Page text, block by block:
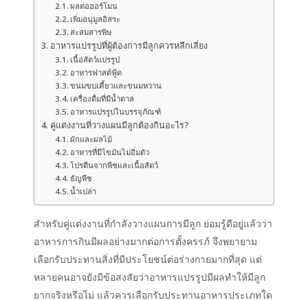
ผลต่อฮอร์โมน
เพิ่มอนุมูลอิสระ
สะสมสารพิษ
อาหารแปรรูปที่ผู้ต้องการมีลูกควรหลีกเลี่ยง
เนื้อสัตว์แปรรูป
อาหารฟาสต์ฟู้ด
ขนมขบเคี้ยวและขนมหวาน
เครื่องดื่มที่มีน้ำตาล
อาหารแปรรูปในบรรจุภัณฑ์
คู่แต่งงานที่วางแผนมีลูกต้องกินอะไร?
ผักและผลไม้
อาหารที่มีไขมันไม่อิ่มตัว
โปรตีนจากพืชและเนื้อสัตว์
ธัญพืช
น้ำเปล่า
สำหรับคู่แต่งงานที่กำลังวางแผนการมีลูก ย่อมรู้ดีอยู่แล้วว่า
อาหารการกินมีผลอย่างมากต่อการตั้งครรภ์ จึงพยายาม
เลือกรับประทานสิ่งที่มีประโยชน์ต่อร่างกายมากที่สุด แต่
หลายคนอาจยังมีข้อสงสัยว่าอาหารแปรรูปมีผลทำให้มีลูก
ยากจริงหรือไม่ แล้วควรเลือกรับประทานอาหารประเภทใด